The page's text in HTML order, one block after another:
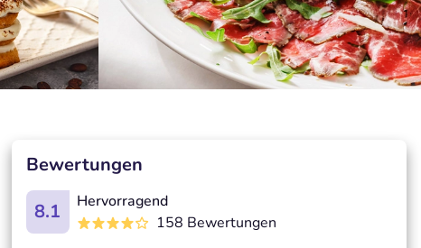
Bewertungen
8.1
Hervorragend
158 Bewertungen